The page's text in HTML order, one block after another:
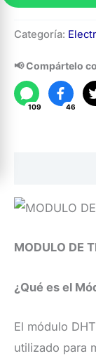
de
Temperatura
DHT22
cantidad
Categoría:
📢 Compártelo
109 46
MODULO DE
¿Qué es el
El módulo
utilizado para